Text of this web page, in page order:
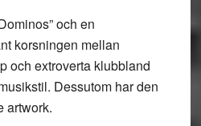
och en
korsningen mellan
och extroverta klubbland
Dessutom har den
artwork.